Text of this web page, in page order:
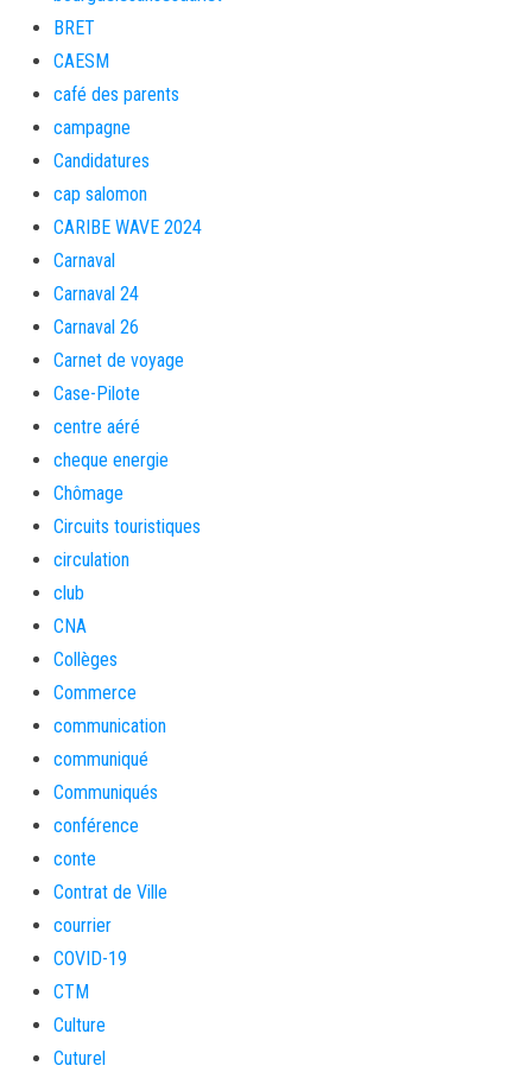
BRET
CAESM
café des parents
campagne
Candidatures
cap salomon
CARIBE WAVE 2024
Carnaval
Carnaval 24
Carnaval 26
Carnet de voyage
Case-Pilote
centre aéré
cheque energie
Chômage
Circuits touristiques
circulation
club
CNA
Collèges
Commerce
communication
communiqué
Communiqués
conférence
conte
Contrat de Ville
courrier
COVID-19
CTM
Culture
Cuturel